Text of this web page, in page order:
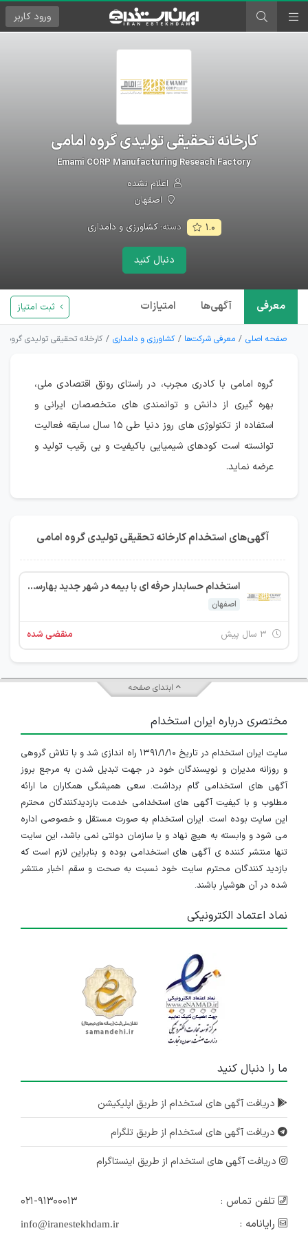
ورود کاربر
کارخانه تحقیقی تولیدی گروه امامی
Emami CORP Manufacturing Reseach Factory
اعلام نشده
اصفهان
۱.۰ دسته:کشاورزی و دامداری
دنبال کنید
معرفی آگهی‌ها امتیازات ثبت امتیاز
صفحه اصلی معرفی شرکت‌ها کشاورزی و دامداری کارخانه تحقیقی تولیدی گروه
گروه امامی با کادری مجرب، در راستای رونق اقتصادی ملی،
بهره گیری از دانش و توانمندی های متخصصان ایرانی و
استفاده از تکنولوژی های روز دنیا طی ۱۵ سال سابقه فعالیت
توانسته است کودهای شیمیایی باکیفیت و بی رقیب تولید و
عرضه نماید.
آگهی‌های استخدام کارخانه تحقیقی تولیدی گروه امامی
استخدام حسابدار حرفه ای با بیمه در شهر جدید بهارستان
اصفهان
منقضی شده
ابتدای صفحه
مختصری درباره ایران استخدام
سایت ایران استخدام در تاریخ ۱۳۹۱/۱/۱۰ راه اندازی شد و با تلاش گروهی
و روزانه مدیران و نویسندگان خود در جهت تبدیل شدن به مرجع بروز
آگهی های استخدامی گام برداشت. سعی همیشگی همکاران ما ارائه
مطلوب و با کیفیت آگهی های استخدامی خدمت بازدیدکنندگان محترم
این سایت بوده است. ایران استخدام به صورت مستقل و خصوصی اداره
می شود و وابسته به هیچ نهاد و یا سازمان دولتی نمی باشد، این سایت
تنها منتشر کننده ی آگهی های استخدامی بوده و بنابراین لازم است که
بازدید کنندگان محترم سایت خود نسبت به صحت و سقم اخبار منتشر
شده در آن هوشیار باشند.
نماد اعتماد الکترونیکی
ما را دنبال کنید
دریافت آگهی های استخدام از طریق اپلیکیشن
دریافت آگهی های استخدام از طریق تلگرام
دریافت آگهی های استخدام از طریق اینستاگرام
تلفن تماس :
۰۲۱-۹۱۳۰۰۰۱۳
رایانامه :
info@iranestekhdam.ir